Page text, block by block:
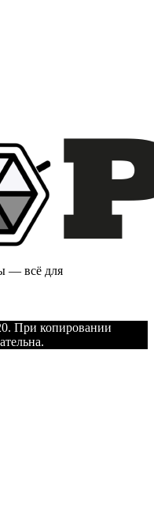
— всё для
При копировании